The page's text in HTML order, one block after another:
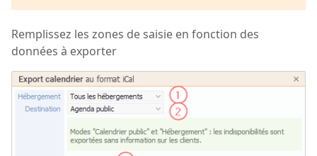
Remplissez les zones de saisie en fonction des
données à exporter